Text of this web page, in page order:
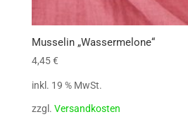
Musselin „Wassermelone“
4,45€
inkl. 19 % MwSt.
zzgl. Versandkosten